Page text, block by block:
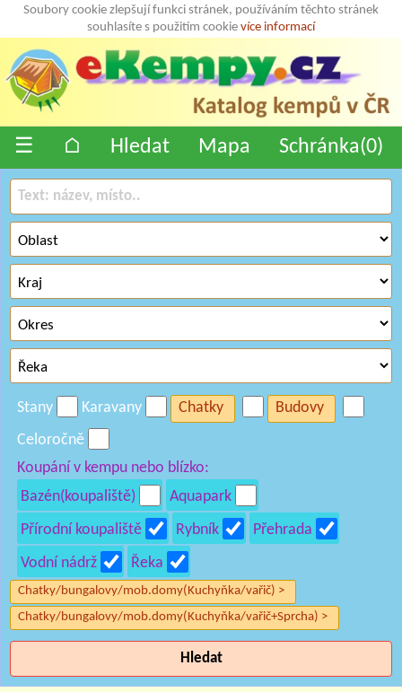
Soubory cookie zlepšují funkci stránek, používáním těchto stránek
souhlasíte s použitím cookie více informací
☰ ⌂ Hledat Mapa Schránka(0)
Stany Karavany Chatky
Budovy
Celoročně
Koupání v kempu nebo blízko:
Bazén(koupaliště)
Aquapark
Přírodní koupaliště
Rybník
Přehrada
Vodní nádrž
Řeka
Chatky/bungalovy/mob.domy(Kuchyňka/vařič) >
Chatky/bungalovy/mob.domy(Kuchyňka/vařič+Sprcha) >
Hledat